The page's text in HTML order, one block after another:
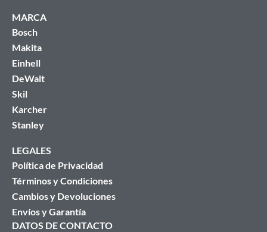
MARCA
Bosch
Makita
Einhell
DeWalt
Skil
Karcher
Stanley
LEGALES
Política de Privacidad
Términos y Condiciones
Cambios y Devoluciones
Envíos y Garantía
DATOS DE CONTACTO